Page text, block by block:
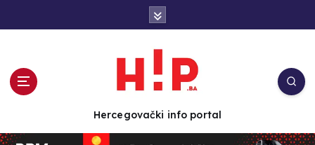
n
Hercegovački info portal